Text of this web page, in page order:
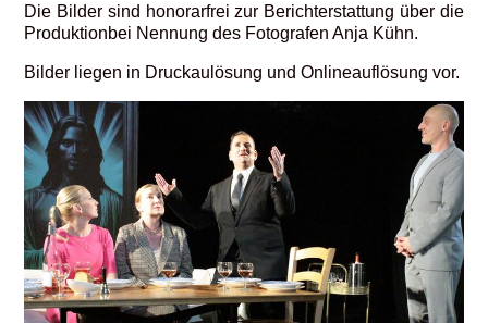
Die Bilder sind honorarfrei zur Berichterstattung über die
Produktionbei Nennung des Fotografen Anja Kühn.
Bilder liegen in Druckaulösung und Onlineauflösung vor.